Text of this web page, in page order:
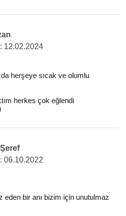
12.02.2024
herşeye sıcak ve olumlu
herkes çok eğlendi
06.10.2022
eden bir anı bizim için unutulmaz